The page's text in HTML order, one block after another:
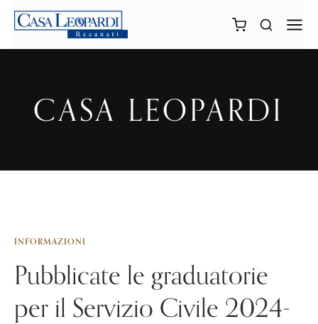
CASA LEOPARDI
INFORMAZIONI
Pubblicate le graduatorie
per il Servizio Civile 2024-